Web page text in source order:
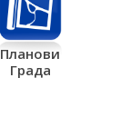
Планови
Града